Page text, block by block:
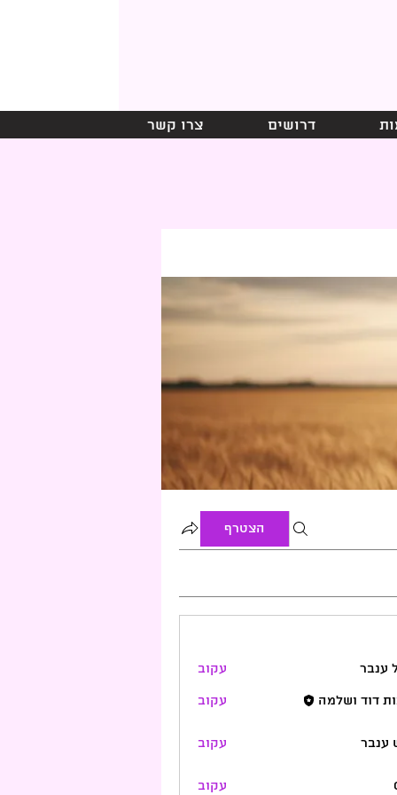
דרושים צרו קשר
הצטרף
ענבר
עקוב
דוד ושלמה
עקוב
ענבר עקוב
עקוב